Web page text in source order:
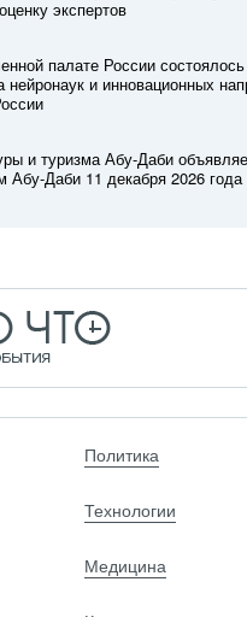
экспертов
палате России
нейронаук и инновационных
и туризма Абу-Даби
Абу-Даби 11 декабря 2026 года
Политика
Технологии
Медицина